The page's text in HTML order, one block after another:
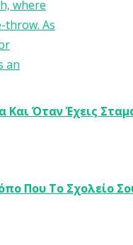
Όταν Έχεις
Που Το Σχολείο